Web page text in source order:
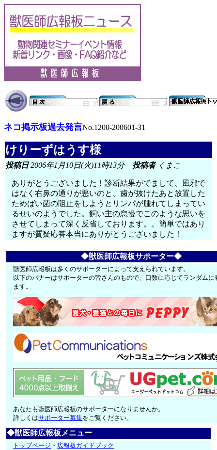
ネコ掲示板過去発言No.1200-200601-31
けりーずはうす様
投稿日2006年1月10日(火)11時13分 投稿者くまこ
ありがとうございました！診断結果がでまして、風邪で
はなく右鼻の通りが悪いのと、歯が抜けたあと放置した
ためばい菌の阻止をしようとリンパが腫れてしまってい
るせいのようでした。飼い主の怠慢でこのような思いを
させてしまって深く反省しております。。簡単ではあり
ますが質疑応答本当にありがとうございました！
◆獣医師広報板サポーター◆
獣医師広報板は多くのサポーターによって支えられています。
以下のバナーはサポーターの皆さんのもので、口数に応じてランダムに
ます。
あなたも獣医師広報板のサポーターになりませんか。
詳しくはサポーター募集をご覧ください。
◆獣医師広報板メニュー
トップページ ・ 広報板ガイドブック